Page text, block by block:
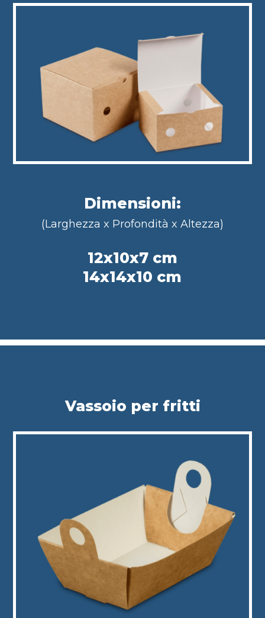
Dimensioni:
(Larghezza x Profondità x Altezza)
12x10x7 cm
14x14x10 cm
Vassoio per fritti